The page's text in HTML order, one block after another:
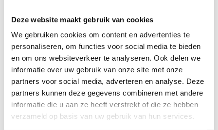
Deze website maakt gebruik van cookies
We gebruiken cookies om content en advertenties te
personaliseren, om functies voor social media te bieden
en om ons websiteverkeer te analyseren. Ook delen we
informatie over uw gebruik van onze site met onze
partners voor social media, adverteren en analyse. Deze
partners kunnen deze gegevens combineren met andere
informatie die u aan ze heeft verstrekt of die ze hebben
verzameld op basis van uw gebruik van hun services.
Bravilor Bolero Turbo 202 - 400 volt Gereviseerde
koffiemachine + Bernie Holdijk instant koffie - vriesdroog
TOTAAL 1% KORTING